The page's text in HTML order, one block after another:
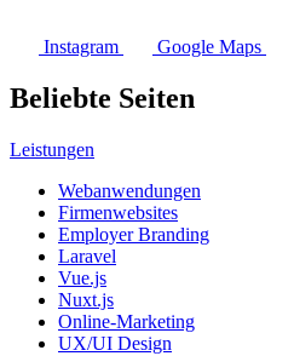
Instagram Google Maps
Beliebte Seiten
Leistungen
Webanwendungen
Firmenwebsites
Employer Branding
Laravel
Vue.js
Nuxt.js
Online-Marketing
UX/UI Design